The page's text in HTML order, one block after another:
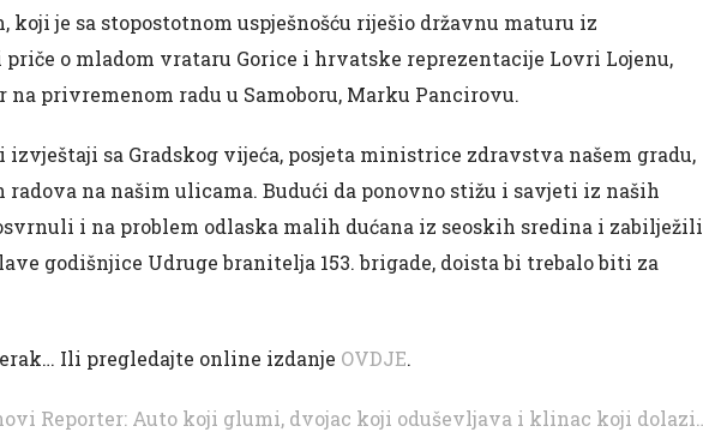
koji je sa stopostotnom uspješnošću riješio državnu maturu iz
o mladom vrataru Gorice i hrvatske reprezentacije Lovri Lojenu,
na privremenom radu u Samoboru, Marku Pancirovu.
izvještaji sa Gradskog vijeća, posjeta ministrice zdravstva našem gradu,
na našim ulicama. Budući da ponovno stižu i savjeti iz naših
i na problem odlaska malih dućana iz seoskih sredina i zabilježili
godišnjice Udruge branitelja 153. brigade, doista bi trebalo biti za
Ili pregledajte online izdanje OVDJE.
Reporter: Auto koji glumi, dvojac koji oduševljava i klinac koji dolazi…